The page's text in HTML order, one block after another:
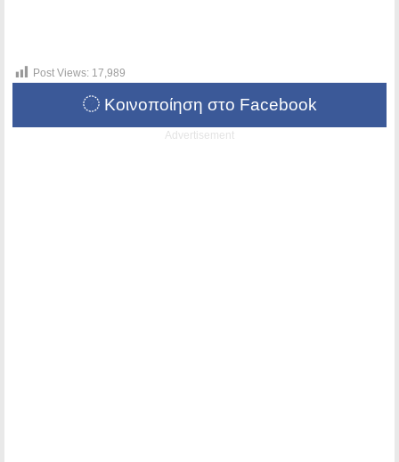
Post Views: 17,989
Κοινοποίηση στο Facebook
Advertisement